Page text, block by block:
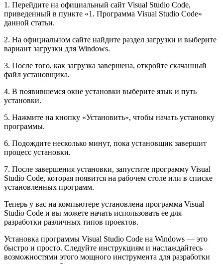
1. Перейдите на официальный сайт Visual Studio Code,
приведенный в пункте «1. Программа Visual Studio Code»
данной статьи.
2. На официальном сайте найдите раздел загрузки и выберите
вариант загрузки для Windows.
3. После того, как загрузка завершена, откройте скачанный
файл установщика.
4. В появившемся окне установки выберите язык и путь
установки.
5. Нажмите на кнопку «Установить», чтобы начать установку
программы.
6. Подождите несколько минут, пока установщик завершит
процесс установки.
7. После завершения установки, запустите программу Visual
Studio Code, которая появится на рабочем столе или в списке
установленных программ.
Теперь у вас на компьютере установлена программа Visual
Studio Code и вы можете начать использовать ее для
разработки различных типов проектов.
Установка программы Visual Studio Code на Windows — это
быстро и просто. Следуйте инструкциям и наслаждайтесь
возможностями этого мощного инструмента для разработки